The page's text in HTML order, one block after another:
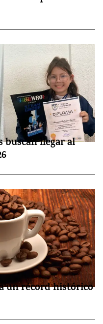
buscan llegar al
un récord histórico